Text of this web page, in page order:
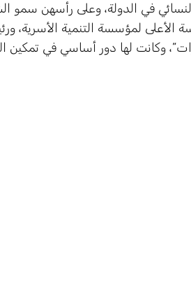
في الدولة، وعلى رأسهن سمو
الأعلى لمؤسسة التنمية الأسرية،
وكانت لها دور أساسي في تمكين